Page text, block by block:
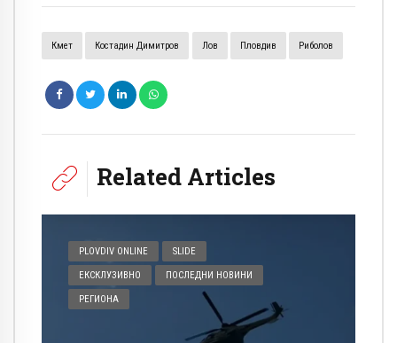
Кмет Костадин Димитров Лов Пловдив Риболов
Related Articles
PLOVDIV ONLINE SLIDE
ЕКСКЛУЗИВНО ПОСЛЕДНИ НОВИНИ
РЕГИОНА